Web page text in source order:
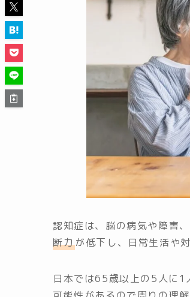
認知症は、脳の病気や障害
断力が低下し、日常生活や
日本では65歳以上の5人に1